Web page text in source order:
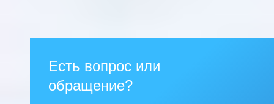
Есть вопрос или
обращение?